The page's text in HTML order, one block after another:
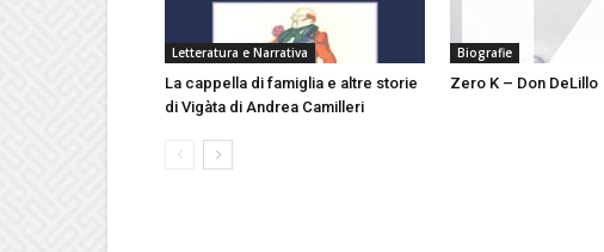
Letteratura e Narrativa
La cappella di famiglia e altre storie
di Vigàta di Andrea Camilleri
Biografie
Zero K – Don DeLillo